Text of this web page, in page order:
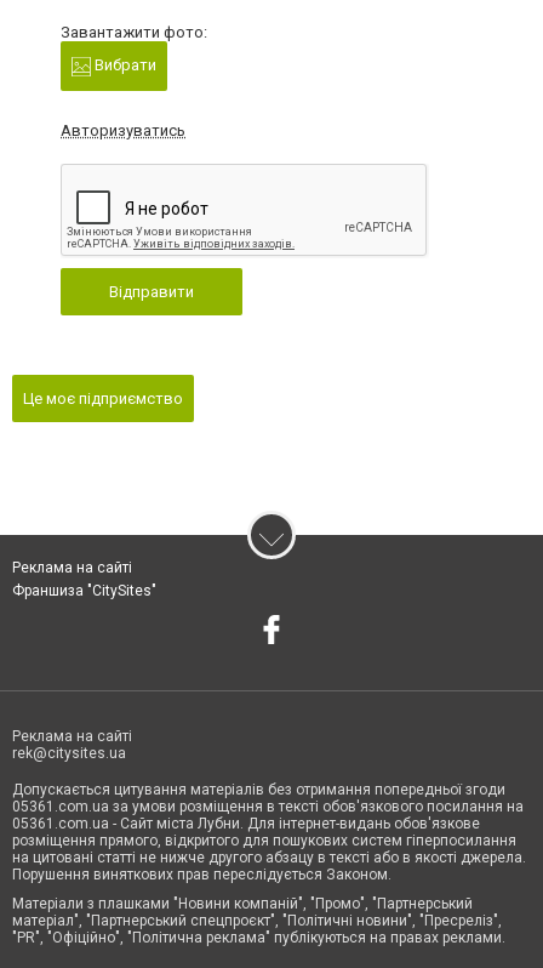
Завантажити фото:
Вибрати
Авторизуватись
Відправити
Це моє підприємство
Реклама на сайті
Франшиза "CitySites"
Реклама на сайті
rek@citysites.ua
Допускається цитування матеріалів без отримання попередньої згоди
05361.com.ua за умови розміщення в тексті обов'язкового посилання на
05361.com.ua - Сайт міста Лубни. Для інтернет-видань обов'язкове
розміщення прямого, відкритого для пошукових систем гіперпосилання
на цитовані статті не нижче другого абзацу в тексті або в якості джерела.
Порушення виняткових прав переслідується Законом.
Матеріали з плашками "Новини компаній", "Промо", "Партнерський
матеріал", "Партнерський спецпроєкт", "Політичні новини", "Пресреліз",
"PR", "Офіційно", "Політична реклама" публікуються на правах реклами.